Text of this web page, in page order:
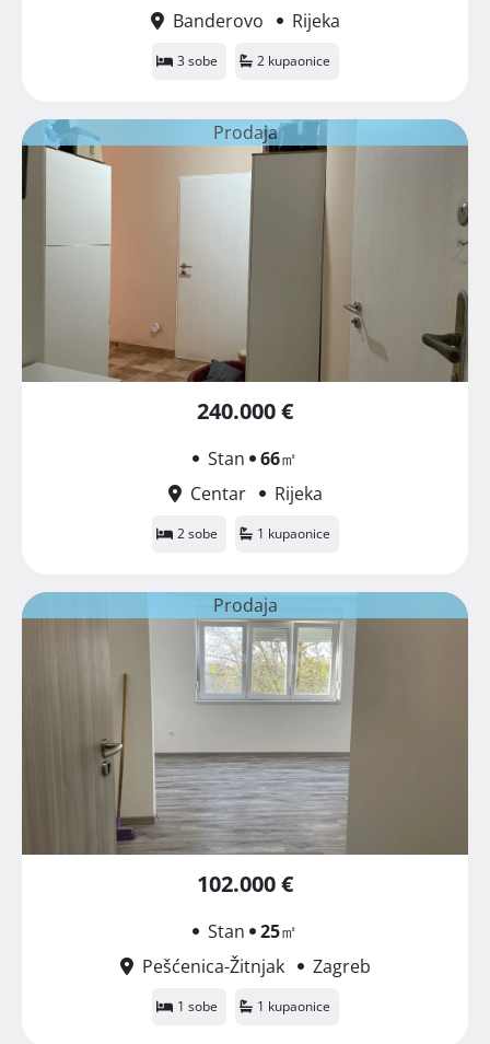
Banderovo
Rijeka
3 sobe 2 kupaonice
Prodaja
240.000 €
Stan 66㎡
Centar
Rijeka
2 sobe 1 kupaonice
Prodaja
102.000 €
Stan 25㎡
Pešćenica-Žitnjak
Zagreb
1 sobe 1 kupaonice